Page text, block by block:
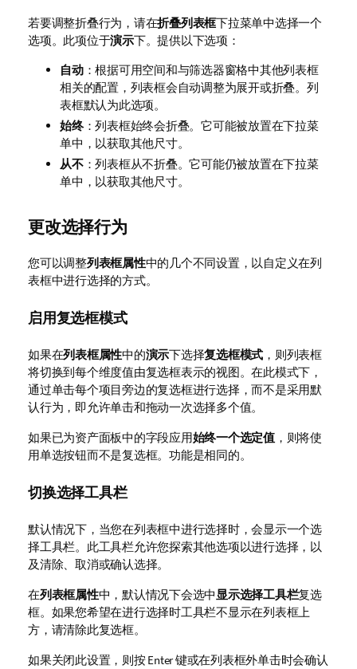
若要调整折叠行为，请在折叠列表框下拉菜单中选择一个
选项。此项位于演示下。提供以下选项：
自动：根据可用空间和与筛选器窗格中其他列表框
相关的配置，列表框会自动调整为展开或折叠。列
表框默认为此选项。
始终：列表框始终会折叠。它可能被放置在下拉菜
单中，以获取其他尺寸。
从不：列表框从不折叠。它可能仍被放置在下拉菜
单中，以获取其他尺寸。
更改选择行为
您可以调整列表框属性中的几个不同设置，以自定义在列
表框中进行选择的方式。
启用复选框模式
如果在列表框属性中的演示下选择复选框模式 ，则列表框
将切换到每个维度值由复选框表示的视图。在此模式下，
通过单击每个项目旁边的复选框进行选择，而不是采用默
认行为，即允许单击和拖动一次选择多个值。
如果已为资产面板中的字段应用始终一个选定值，则将使
用单选按钮而不是复选框。功能是相同的。
切换选择工具栏
默认情况下，当您在列表框中进行选择时，会显示一个选
择工具栏。此工具栏允许您探索其他选项以进行选择，以
及清除、取消或确认选择。
在列表框属性中，默认情况下会选中显示选择工具栏复选
框。如果您希望在进行选择时工具栏不显示在列表框上
方，请清除此复选框。
如果关闭此设置，则按 Enter 键或在列表框外单击时会确认